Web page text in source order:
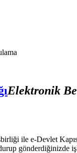
Elektronik
ile e-Devlet
gönderdiğinizde